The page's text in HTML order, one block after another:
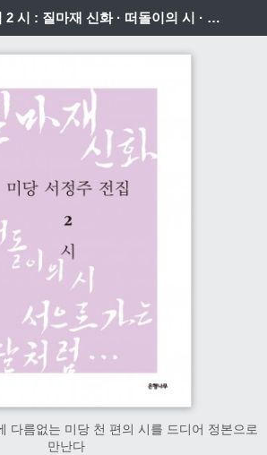
미당 서정주 전집 2 시 : 질마재 신화 · 떠돌이의 시 · 서으로 가는 달처럼…
다름없는 미당 천 편의 시를 드디어 정본으로
만난다